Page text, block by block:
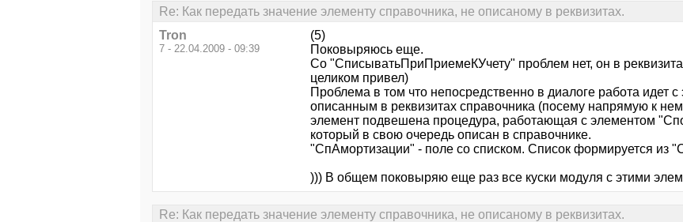
Re: Как передать значение элементу справочника, не описаному в реквизитах.
Tron
7 - 22.04.2009 - 09:39
(5)
Поковыряюсь еще.
Со "СписыватьПриПриемеКУчету" проблем нет, он в
целиком привел)
Проблема в том что непосредственно в диалоге работа идет
описанным в реквизитах справочника (посему напрямую к
элемент подвешена процедура, работающая с элементом
который в свою очередь описан в справочнике.
"СпАмортизации" - поле со списком. Список формируется из
))) В общем поковыряю еще раз все куски модуля с этими
Re: Как передать значение элементу справочника, не описаному в реквизитах.